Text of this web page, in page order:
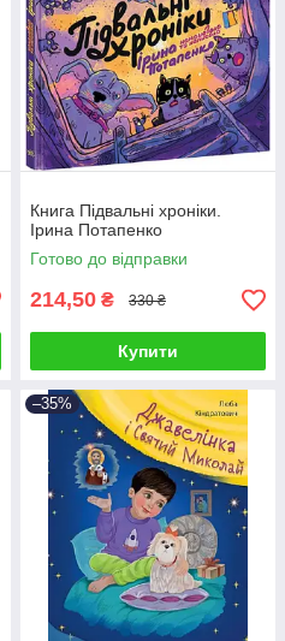
Книга Підвальні хроніки.
Ірина Потапенко
Готово до відправки
214,50 ₴ 330 ₴
Купити
–35%